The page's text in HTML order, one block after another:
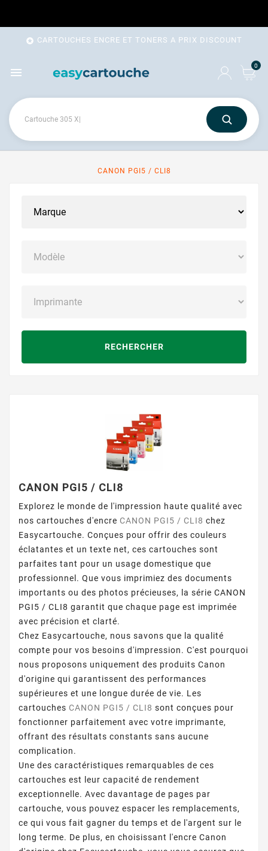
 CARTOUCHES ENCRE ET TONERS A PRIX DISCOUNT
 0
CANON PGI5 / CLI8
RECHERCHER
CANON PGI5 / CLI8
Explorez le monde de l'impression haute qualité avec
nos cartouches d'encre CANON PGI5 / CLI8 chez
Easycartouche. Conçues pour offrir des couleurs
éclatantes et un texte net, ces cartouches sont
parfaites tant pour un usage domestique que
professionnel. Que vous imprimiez des documents
importants ou des photos précieuses, la série CANON
PGI5 / CLI8 garantit que chaque page est imprimée
avec précision et clarté.
Chez Easycartouche, nous savons que la qualité
compte pour vos besoins d'impression. C'est pourquoi
nous proposons uniquement des produits Canon
d'origine qui garantissent des performances
supérieures et une longue durée de vie. Les
cartouches CANON PGI5 / CLI8 sont conçues pour
fonctionner parfaitement avec votre imprimante,
offrant des résultats constants sans aucune
complication.
Une des caractéristiques remarquables de ces
cartouches est leur capacité de rendement
exceptionnelle. Avec davantage de pages par
cartouche, vous pouvez espacer les remplacements,
ce qui vous fait gagner du temps et de l'argent sur le
long terme. De plus, en choisissant l'encre Canon